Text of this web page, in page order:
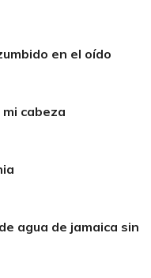
en el oído
cabeza
agua de jamaica sin